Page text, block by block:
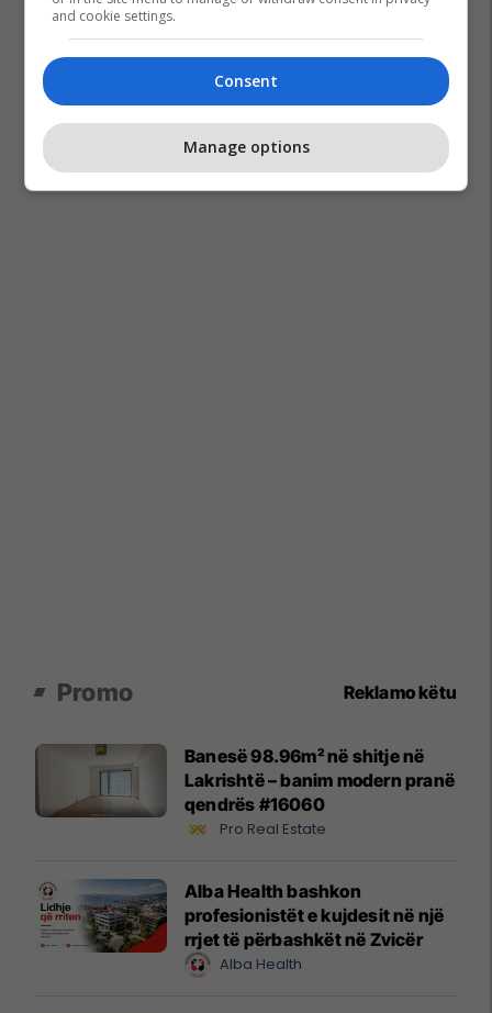
Promo Reklamo këtu
Banesë 98.96m² në shitje në
Lakrishtë – banim modern pranë
qendrës #16060
Pro Real Estate
Alba Health bashkon
profesionistët e kujdesit në një
rrjet të përbashkët në Zvicër
Alba Health
and cookie settings.
Consent
Manage options